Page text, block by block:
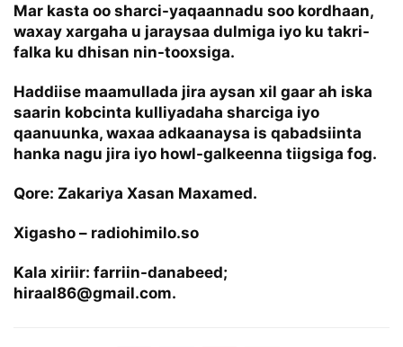
Mar kasta oo sharci-yaqaannadu soo kordhaan,
waxay xargaha u jaraysaa dulmiga iyo ku takri-
falka ku dhisan nin-tooxsiga.
Haddiise maamullada jira aysan xil gaar ah iska
saarin kobcinta kulliyadaha sharciga iyo
qaanuunka, waxaa adkaanaysa is qabadsiinta
hanka nagu jira iyo howl-galkeenna tiigsiga fog.
Qore: Zakariya Xasan Maxamed.
Xigasho – radiohimilo.so
Kala xiriir: farriin-danabeed;
hiraal86@gmail.com.